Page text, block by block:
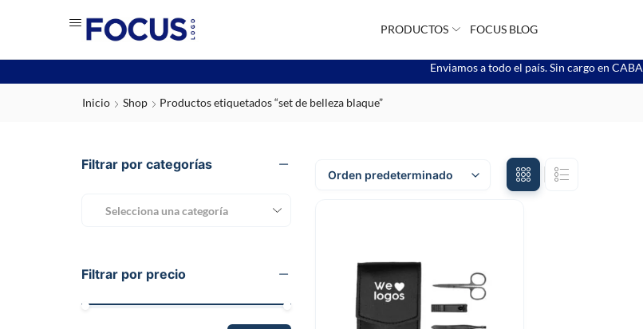
PRODUCTOS FOCUS BLOG
Enviamos a todo el país. Sin cargo en CABA
Inicio Shop Productos etiquetados “set de belleza blaque”
Filtrar por categorías
Selecciona una categoría
Filtrar por precio